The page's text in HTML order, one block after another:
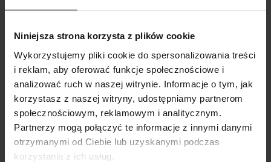
Niniejsza strona korzysta z plików cookie
Wykorzystujemy pliki cookie do spersonalizowania treści
i reklam, aby oferować funkcje społecznościowe i
analizować ruch w naszej witrynie. Informacje o tym, jak
korzystasz z naszej witryny, udostępniamy partnerom
społecznościowym, reklamowym i analitycznym.
Partnerzy mogą połączyć te informacje z innymi danymi
otrzymanymi od Ciebie lub uzyskanymi podczas
korzystania z ich usług.